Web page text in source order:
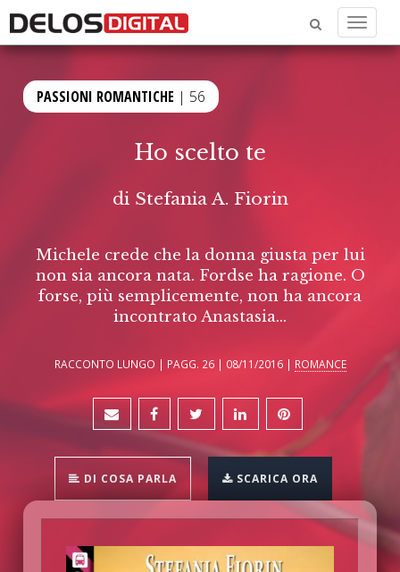
Menu
PASSIONI ROMANTICHE | 56
Ho scelto te
di Stefania A. Fiorin
Michele crede che la donna giusta per lui
non sia ancora nata. Fordse ha ragione. O
forse, più semplicemente, non ha ancora
incontrato Anastasia...
RACCONTO LUNGO | PAGG. 26 | 08/11/2016 | ROMANCE
DI COSA PARLA SCARICA ORA